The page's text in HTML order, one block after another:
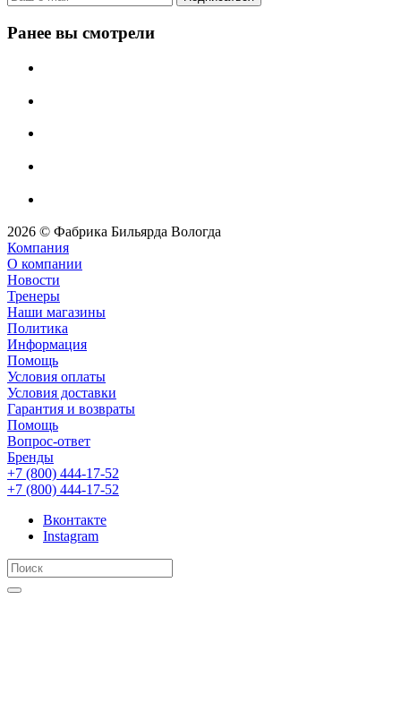
Ранее вы смотрели
2026 © Фабрика Бильярда Вологда
Компания
О компании
Новости
Тренеры
Наши магазины
Политика
Информация
Помощь
Условия оплаты
Условия доставки
Гарантия и возвраты
Помощь
Вопрос-ответ
Бренды
+7 (800) 444-17-52
+7 (800) 444-17-52
Вконтакте
Instagram